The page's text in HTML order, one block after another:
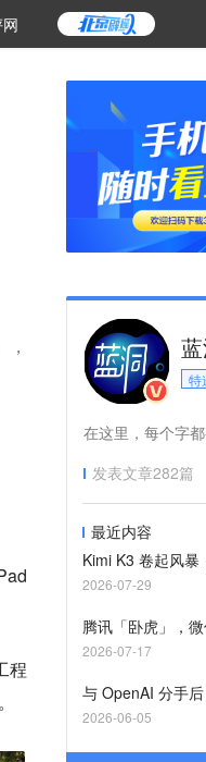
程
特
在这里，每个字都
发表文章282篇
最近内容
Kimi K3 卷起风暴
2026-07-29
腾讯「卧虎」，微
2026-07-17
与 OpenAI 分手
2026-06-05